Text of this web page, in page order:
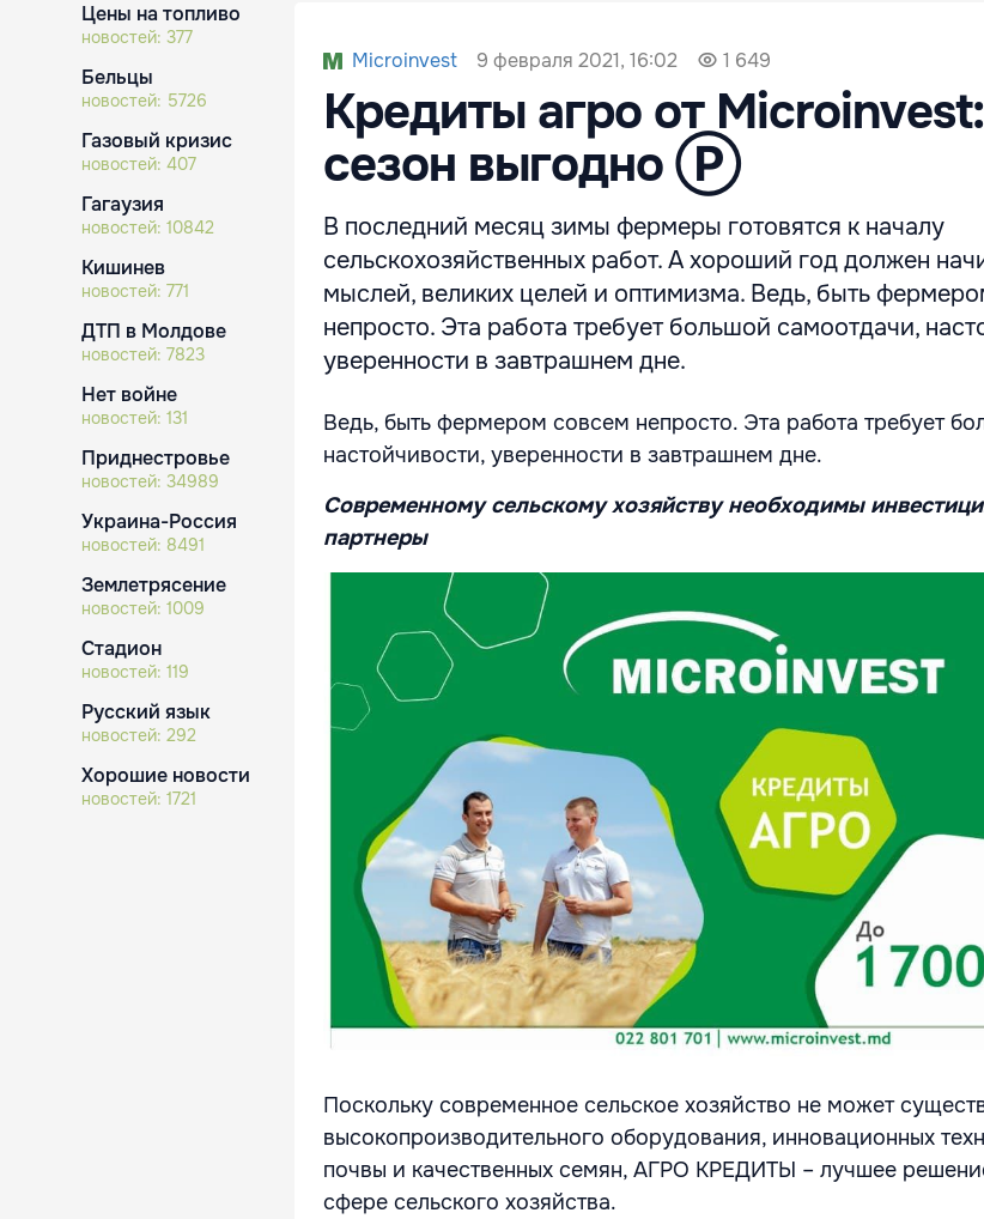
Цены на топливо
новостей: 377
Бельцы
новостей: 5726
Газовый кризис
новостей: 407
Гагаузия
новостей: 10842
Кишинев
новостей: 771
ДТП в Молдове
новостей: 7823
Нет войне
новостей: 131
Приднестровье
новостей: 34989
Украина-Россия
новостей: 8491
Землетрясение
новостей: 1009
Стадион
новостей: 119
Русский язык
новостей: 292
Хорошие новости
новостей: 1721
Microinvest 9 февраля 2021, 16:02 1 649
Кредиты агро от
сезон выгодно Ⓟ
В последний месяц зимы фермеры готовятся к началу
сельскохозяйственных работ. А хороший год должен
мыслей, великих целей и оптимизма. Ведь, быть
непросто. Эта работа требует большой самоотдачи,
уверенности в завтрашнем дне.
Ведь, быть фермером совсем непросто. Эта работа требует
настойчивости, уверенности в завтрашнем дне.
Современному сельскому хозяйству необходимы
партнеры
Поскольку современное сельское хозяйство не может
высокопроизводительного оборудования, инновационных
почвы и качественных семян, АГРО КРЕДИТЫ – лучшее
сфере сельского хозяйства.